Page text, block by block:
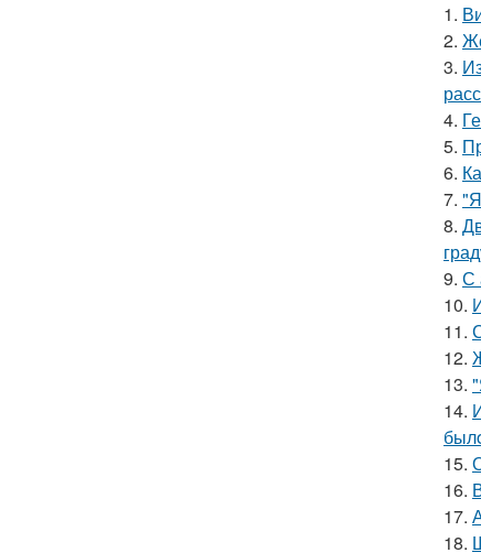
1.
2.
3.
4.
5.
6.
7.
8.
9. С
10.
11.
12.
13.
14.
15.
16.
17.
18.